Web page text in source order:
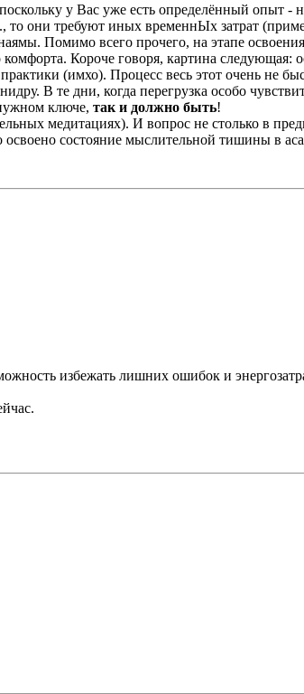
у Вас уже есть определённый опыт
они требуют иных временнЫх затрат
Помимо всего прочего, на этапе
Короче говоря, картина следующая:
(имхо). Процесс весь этот очень не
В те дни, когда перегрузка особо
ключе, так и должно быть!
медитациях). И вопрос не столько в
состояние мыслительной тишины в
избежать лишних ошибок и